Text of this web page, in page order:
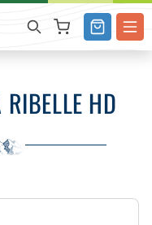
RIBELLE HD